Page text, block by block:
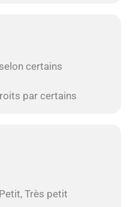
certains
par certains
Très petit